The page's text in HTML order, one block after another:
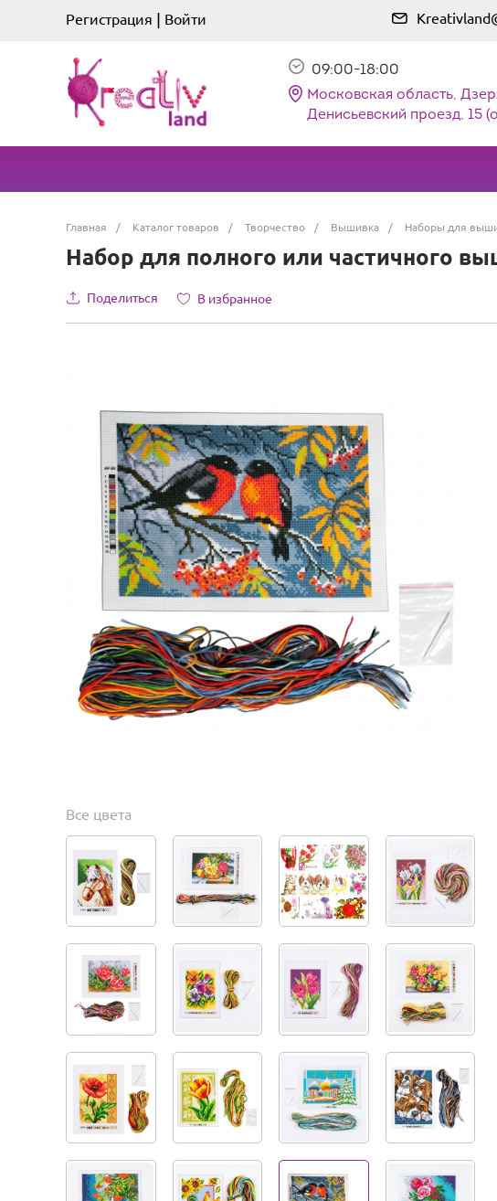
Регистрация | Войти
09:00-18:00
Московская область,
Денисьевский проезд, 15
Главная / Каталог товаров / Творчество / Вышивка / Наборы для
Набор для полного или частичного
Поделиться В избранное
Все цвета